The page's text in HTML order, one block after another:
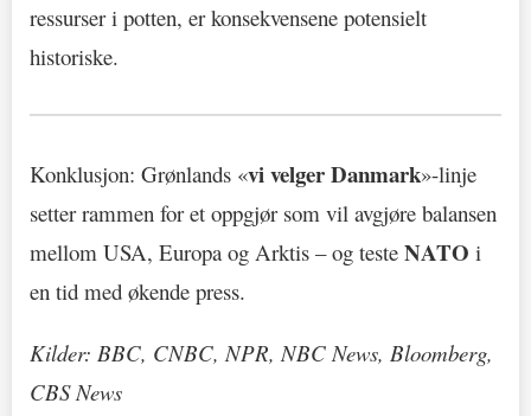
ressurser i potten, er konsekvensene potensielt
historiske.
Konklusjon: Grønlands «vi velger Danmark»-linje
setter rammen for et oppgjør som vil avgjøre balansen
mellom USA, Europa og Arktis – og teste NATO i
en tid med økende press.
Kilder: BBC, CNBC, NPR, NBC News, Bloomberg,
CBS News